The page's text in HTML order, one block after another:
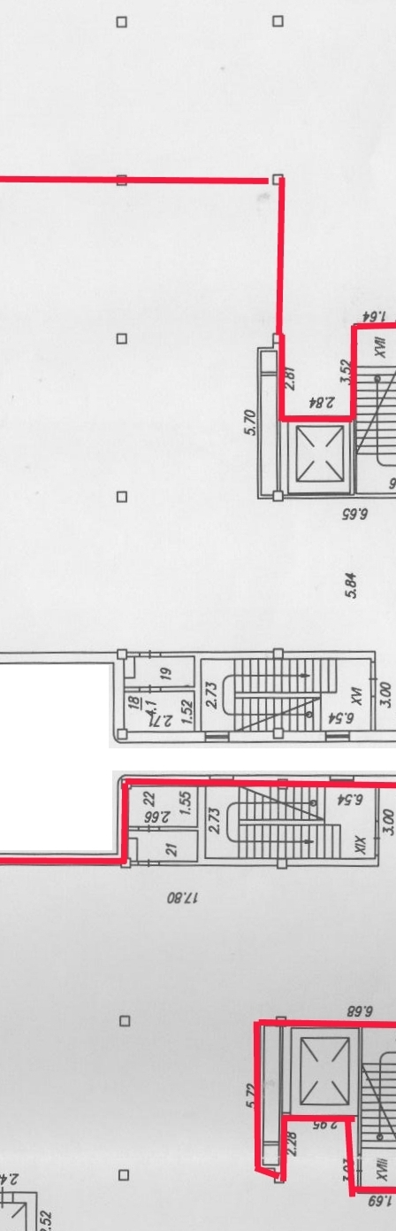
12828 - Г. НОВОСИБИРСК,
УЛ. ЧЕЛЮСКИНЦЕВ, 14/2
дверей здания). Витринное остекление. Деба...
Характеристики помещения
№ объявления
12828
Дата размещения